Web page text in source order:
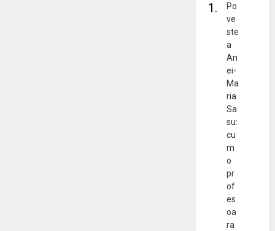
1.
Po
ve
ste
a
An
ei-
Ma
ria
Sa
su:
cu
m
o
pr
of
es
oa
ra